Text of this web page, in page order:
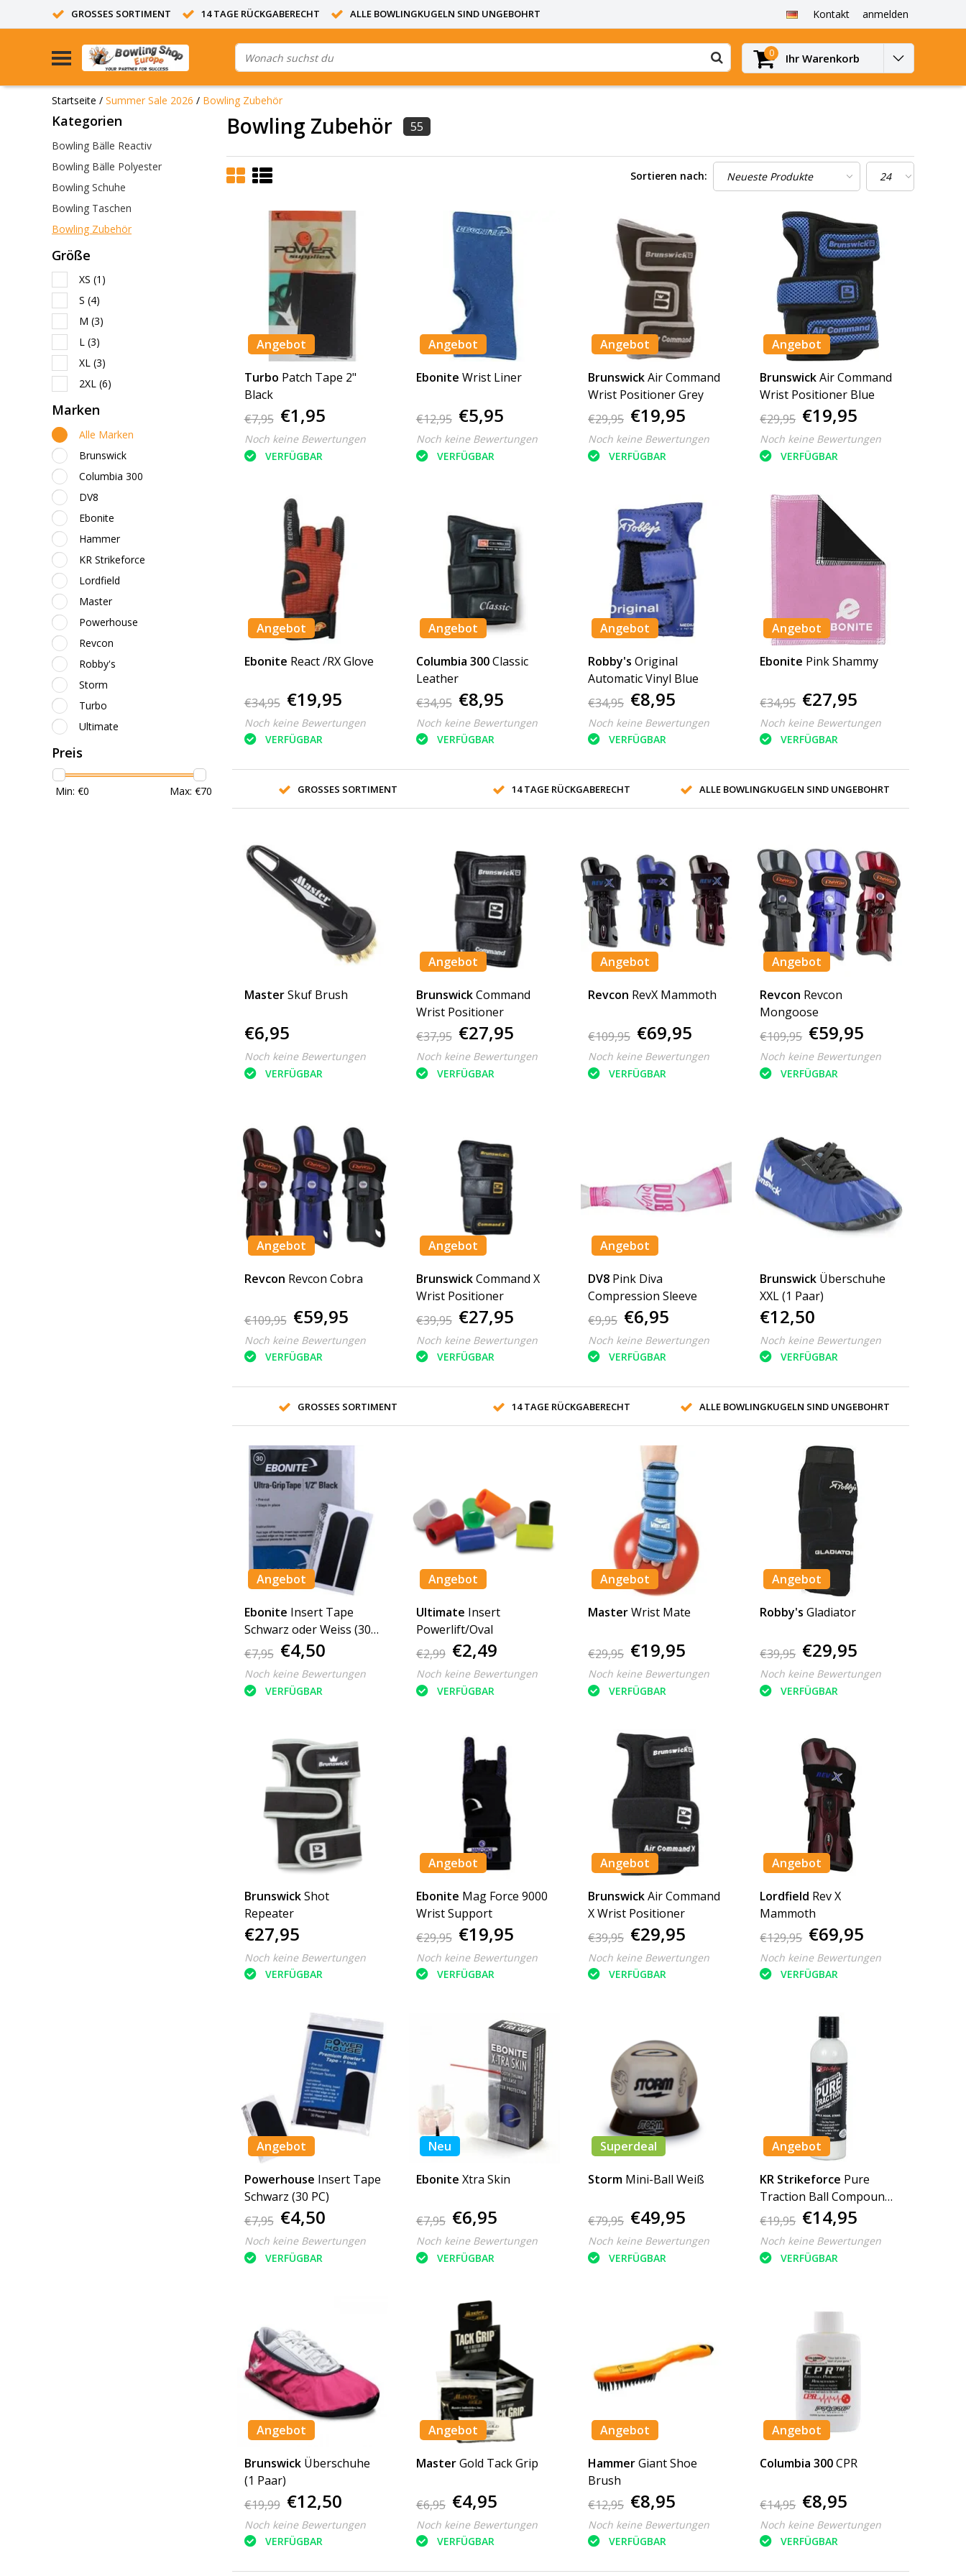
GROSSES SORTIMENT 14 TAGE RÜCKGABERECHT ALLE BOWLINGKUGELN SIND UNGEBOHRT Kontakt anmelden
0 Ihr Warenkorb
Startseite / Summer Sale 2026 / Bowling Zubehör
Kategorien
Bowling Bälle Reactiv
Bowling Bälle Polyester
Bowling Schuhe
Bowling Taschen
Bowling Zubehör
Größe
XS (1)
S (4)
M (3)
L (3)
XL (3)
2XL (6)
Marken
Alle Marken
Brunswick
Columbia 300
DV8
Ebonite
Hammer
KR Strikeforce
Lordfield
Master
Powerhouse
Revcon
Robby's
Storm
Turbo
Ultimate
Preis
Min: €0 Max: €70
Bowling Zubehör 55
Sortieren nach:
Angebot
Turbo Patch Tape 2"
Black
€7,95 €1,95
Noch keine Bewertungen
VERFÜGBAR
Angebot
Ebonite Wrist Liner
€12,95 €5,95
Noch keine Bewertungen
VERFÜGBAR
Angebot
BrunswickAir Command
Wrist Positioner Grey
€29,95 €19,95
Noch keine Bewertungen
VERFÜGBAR
Angebot
BrunswickAir Command
Wrist Positioner Blue
€29,95 €19,95
Noch keine Bewertungen
VERFÜGBAR
Angebot
Ebonite React /RX Glove
€34,95 €19,95
Noch keine Bewertungen
VERFÜGBAR
Angebot
Columbia 300Classic
Leather
€34,95 €8,95
Noch keine Bewertungen
VERFÜGBAR
Angebot
Robby's Original
Automatic Vinyl Blue
€34,95 €8,95
Noch keine Bewertungen
VERFÜGBAR
Angebot
Ebonite Pink Shammy
€34,95 €27,95
Noch keine Bewertungen
VERFÜGBAR
GROSSES SORTIMENT 14 TAGE RÜCKGABERECHT ALLE BOWLINGKUGELN SIND UNGEBOHRT
Master Skuf Brush
€6,95
Noch keine Bewertungen
VERFÜGBAR
Angebot
BrunswickCommand
Wrist Positioner
€37,95 €27,95
Noch keine Bewertungen
VERFÜGBAR
Angebot
Revcon RevX Mammoth
€109,95 €69,95
Noch keine Bewertungen
VERFÜGBAR
Angebot
Revcon Revcon
Mongoose
€109,95 €59,95
Noch keine Bewertungen
VERFÜGBAR
Angebot
Revcon Revcon Cobra
€109,95 €59,95
Noch keine Bewertungen
VERFÜGBAR
Angebot
BrunswickCommand X
Wrist Positioner
€39,95 €27,95
Noch keine Bewertungen
VERFÜGBAR
Angebot
DV8 Pink Diva
Compression Sleeve
€9,95 €6,95
Noch keine Bewertungen
VERFÜGBAR
Brunswick Überschuhe
XXL (1 Paar)
€12,50
Noch keine Bewertungen
VERFÜGBAR
GROSSES SORTIMENT 14 TAGE RÜCKGABERECHT ALLE BOWLINGKUGELN SIND UNGEBOHRT
Angebot
Ebonite Insert Tape
Schwarz oder Weiss (30
PC)
€7,95 €4,50
Noch keine Bewertungen
VERFÜGBAR
Angebot
Ultimate Insert
Powerlift/Oval
€2,99 €2,49
Noch keine Bewertungen
VERFÜGBAR
Angebot
MasterWrist Mate
€29,95 €19,95
Noch keine Bewertungen
VERFÜGBAR
Angebot
Robby's Gladiator
€39,95 €29,95
Noch keine Bewertungen
VERFÜGBAR
Brunswick Shot
Repeater
€27,95
Noch keine Bewertungen
VERFÜGBAR
Angebot
Ebonite Mag Force 9000
Wrist Support
€29,95 €19,95
Noch keine Bewertungen
VERFÜGBAR
Angebot
BrunswickAir Command
X Wrist Positioner
€39,95 €29,95
Noch keine Bewertungen
VERFÜGBAR
Angebot
Lordfield Rev X
Mammoth
€129,95 €69,95
Noch keine Bewertungen
VERFÜGBAR
Angebot
Powerhouse Insert Tape
Schwarz (30 PC)
€7,95 €4,50
Noch keine Bewertungen
VERFÜGBAR
Neu
Ebonite Xtra Skin
€7,95 €6,95
Noch keine Bewertungen
VERFÜGBAR
Superdeal
Storm Mini-Ball Weiß
€79,95 €49,95
Noch keine Bewertungen
VERFÜGBAR
Angebot
KR Strikeforce Pure
Traction Ball Compound
8oz Letzte stuck
€19,95 €14,95
Noch keine Bewertungen
VERFÜGBAR
Angebot
Brunswick Überschuhe
(1 Paar)
€19,99 €12,50
Noch keine Bewertungen
VERFÜGBAR
Angebot
MasterGold Tack Grip
€6,95 €4,95
Noch keine Bewertungen
VERFÜGBAR
Angebot
HammerGiant Shoe
Brush
€12,95 €8,95
Noch keine Bewertungen
VERFÜGBAR
Angebot
Columbia 300CPR
€14,95 €8,95
Noch keine Bewertungen
VERFÜGBAR